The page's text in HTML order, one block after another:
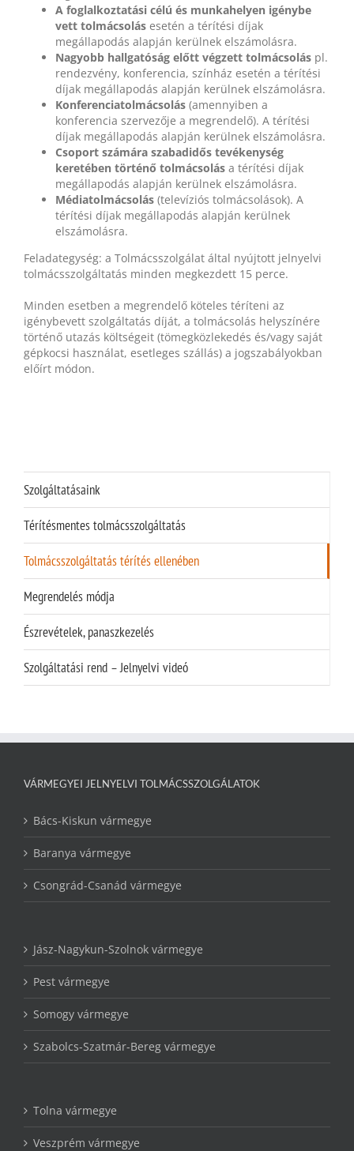
A foglalkoztatási célú és munkahelyen igénybe
vett tolmácsolásesetén a térítési díjak
megállapodás alapján kerülnek elszámolásra.
Nagyobb hallgatóság előtt végzett tolmácsoláspl.
rendezvény, konferencia, színház esetén a térítési
díjak megállapodás alapján kerülnek elszámolásra.
Konferenciatolmácsolás(amennyiben a
konferencia szervezője a megrendelő). A térítési
díjak megállapodás alapján kerülnek elszámolásra.
Csoport számára szabadidős tevékenység
keretében történő tolmácsolása térítési díjak
megállapodás alapján kerülnek elszámolásra.
Médiatolmácsolás(televíziós tolmácsolások). A
térítési díjak megállapodás alapján kerülnek
elszámolásra.
Feladategység: a Tolmácsszolgálat által nyújtott jelnyelvi
tolmácsszolgáltatás minden megkezdett 15 perce.
Minden esetben a megrendelő köteles téríteni az
igénybevett szolgáltatás díját, a tolmácsolás helyszínére
történő utazás költségeit (tömegközlekedés és/vagy saját
gépkocsi használat, esetleges szállás) a jogszabályokban
előírt módon.
Szolgáltatásaink
Térítésmentes tolmácsszolgáltatás
Tolmácsszolgáltatás térítés ellenében
Megrendelés módja
Észrevételek, panaszkezelés
Szolgáltatási rend – Jelnyelvi videó
VÁRMEGYEI JELNYELVI TOLMÁCSSZOLGÁLATOK
Bács-Kiskun vármegye
Baranya vármegye
Csongrád-Csanád vármegye
Jász-Nagykun-Szolnok vármegye
Pest vármegye
Somogy vármegye
Szabolcs-Szatmár-Bereg vármegye
Tolna vármegye
Veszprém vármegye